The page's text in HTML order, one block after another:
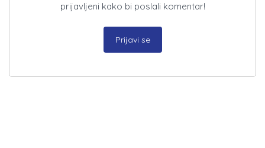
prijavljeni kako bi poslali komentar!
Prijavi se